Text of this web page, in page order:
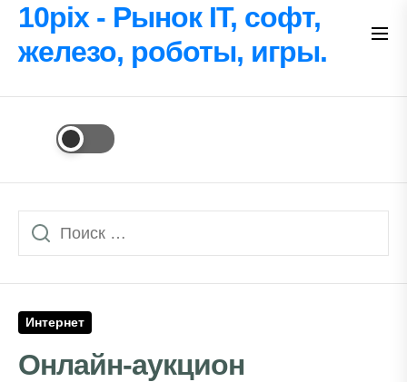
Перейти
содержимому
10pix - Рынок IT, софт,
железо, роботы, игры.
Интернет
Онлайн-аукцион